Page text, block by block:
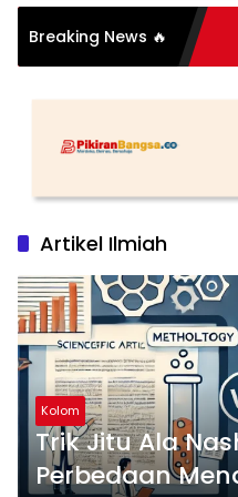
Breaking News 🔥
Organisasi: Antara
Substansi
Artikel Ilmiah
Kolom
Trik Jitu Ala
Perbedaan